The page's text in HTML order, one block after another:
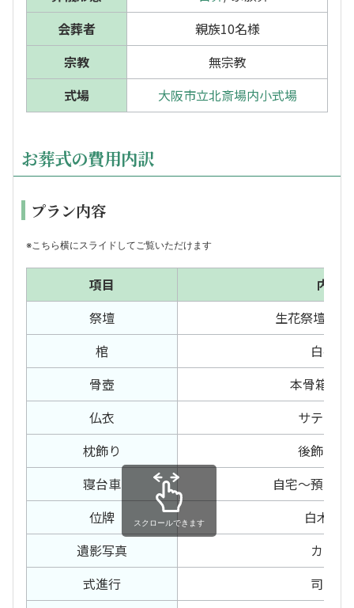
会葬者
親族10名様
宗教
無宗教
式場
大阪市立北斎場内小式場
お葬式の費用内訳
プラン内容
※こちら横にスライドしてご覧いただけます
項目
内容
祭壇
生花祭壇150
棺
白布棺
骨壺
本骨箱 胴
仏衣
サテン仏
枕飾り
後飾り二
寝台車
自宅～預かり
位牌
白木位牌
遺影写真
カラー
式進行
司会者
スクロールできます